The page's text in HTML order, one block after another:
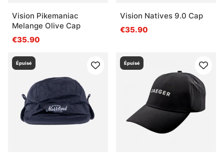
Vision Pikemaniac
Melange Olive Cap
€35.90
Vision Natives 9.0 Cap
€35.90
Épuisé Épuisé